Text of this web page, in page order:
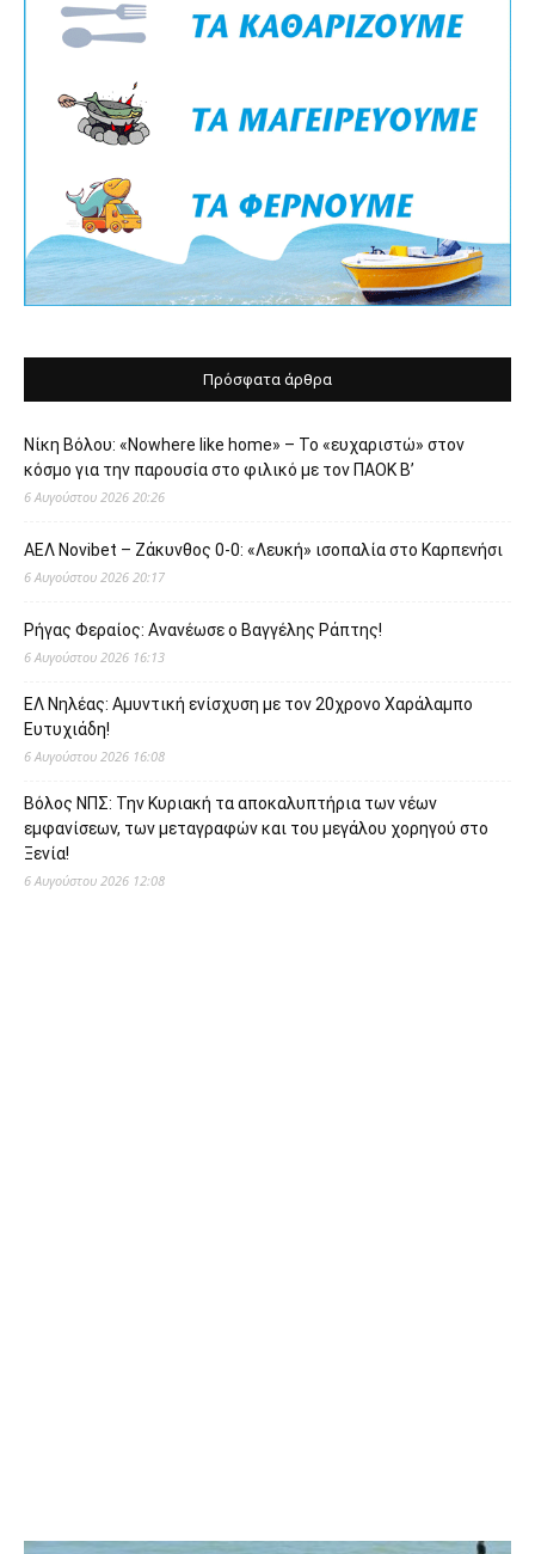
Πρόσφατα άρθρα
Νίκη Βόλου: «Nowhere like home» – Το «ευχαριστώ» στον
κόσμο για την παρουσία στο φιλικό με τον ΠΑΟΚ Β’
6 Αυγούστου 2026 20:26
ΑΕΛ Novibet – Ζάκυνθος 0-0: «Λευκή» ισοπαλία στο Καρπενήσι
6 Αυγούστου 2026 20:17
Ρήγας Φεραίος: Ανανέωσε ο Βαγγέλης Ράπτης!
6 Αυγούστου 2026 16:13
ΕΛ Νηλέας: Αμυντική ενίσχυση με τον 20χρονο Χαράλαμπο
Ευτυχιάδη!
6 Αυγούστου 2026 16:08
Βόλος ΝΠΣ: Την Κυριακή τα αποκαλυπτήρια των νέων
εμφανίσεων, των μεταγραφών και του μεγάλου χορηγού στο
Ξενία!
6 Αυγούστου 2026 12:08